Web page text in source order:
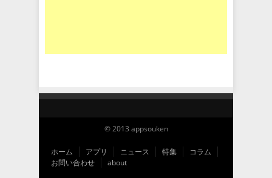
© 2013 appsouken
ホーム アプリ ニュース 特集
コラム
お問い合わせ
about